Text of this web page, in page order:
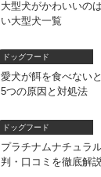
大型犬がかわいいの
い大型犬一覧
ドッグフード
愛犬が餌を食べない
5つの原因と対処法
ドッグフード
プラチナムナチュラ
判・口コミを徹底解説